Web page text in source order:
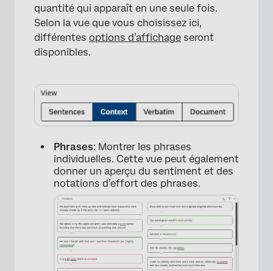
quantité qui apparaît en une seule fois.
Selon la vue que vous choisissez ici,
différentes options d’affichage seront
disponibles.
Phrases: Montrer les phrases
individuelles. Cette vue peut également
donner un aperçu du sentiment et des
notations d’effort des phrases.